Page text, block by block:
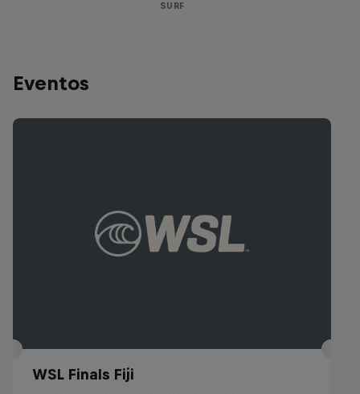
SURF
Eventos
WSL Finals Fiji